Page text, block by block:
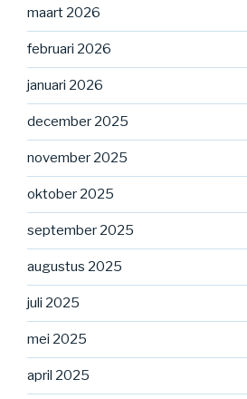
maart 2026
februari 2026
januari 2026
december 2025
november 2025
oktober 2025
september 2025
augustus 2025
juli 2025
mei 2025
april 2025